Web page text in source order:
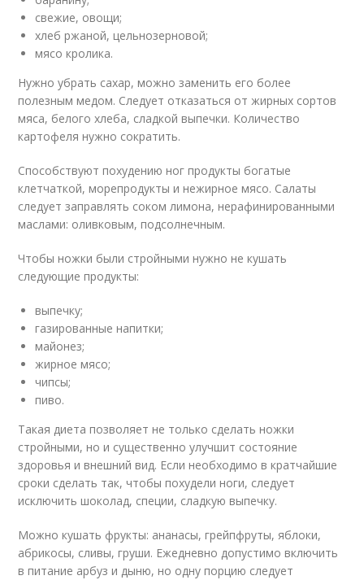
свежие, овощи;
хлеб ржаной, цельнозерновой;
мясо кролика.
Нужно убрать сахар, можно заменить его более
полезным медом. Следует отказаться от жирных сортов
мяса, белого хлеба, сладкой выпечки. Количество
картофеля нужно сократить.
Способствуют похудению ног продукты богатые
клетчаткой, морепродукты и нежирное мясо. Салаты
следует заправлять соком лимона, нерафинированными
маслами: оливковым, подсолнечным.
Чтобы ножки были стройными нужно не кушать
следующие продукты:
выпечку;
газированные напитки;
майонез;
жирное мясо;
чипсы;
пиво.
Такая диета позволяет не только сделать ножки
стройными, но и существенно улучшит состояние
здоровья и внешний вид. Если необходимо в кратчайшие
сроки сделать так, чтобы похудели ноги, следует
исключить шоколад, специи, сладкую выпечку.
Можно кушать фрукты: ананасы, грейпфруты, яблоки,
абрикосы, сливы, груши. Ежедневно допустимо включить
в питание арбуз и дыню, но одну порцию следует